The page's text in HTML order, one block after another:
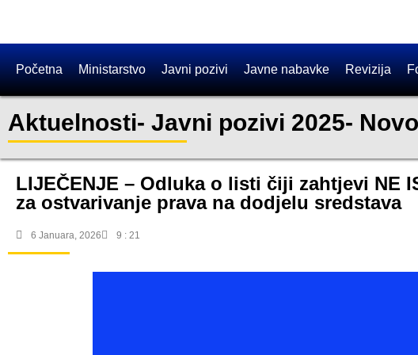
Početna Ministarstvo Javni pozivi Javne nabavke Revizija
Aktuelnosti- Javni pozivi 2025-
LIJEČENJE – Odluka o listi čiji zahtjevi NE
za ostvarivanje prava na dodjelu sredstava
6 Januara, 2026 9 : 21